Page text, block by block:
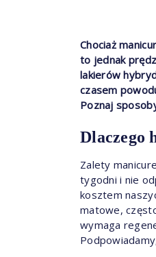
Chociaż
to jednak
lakierów
czasem
Poznaj
Dlaczego
Zalety
tygodni i nie
kosztem
matowe,
wymaga